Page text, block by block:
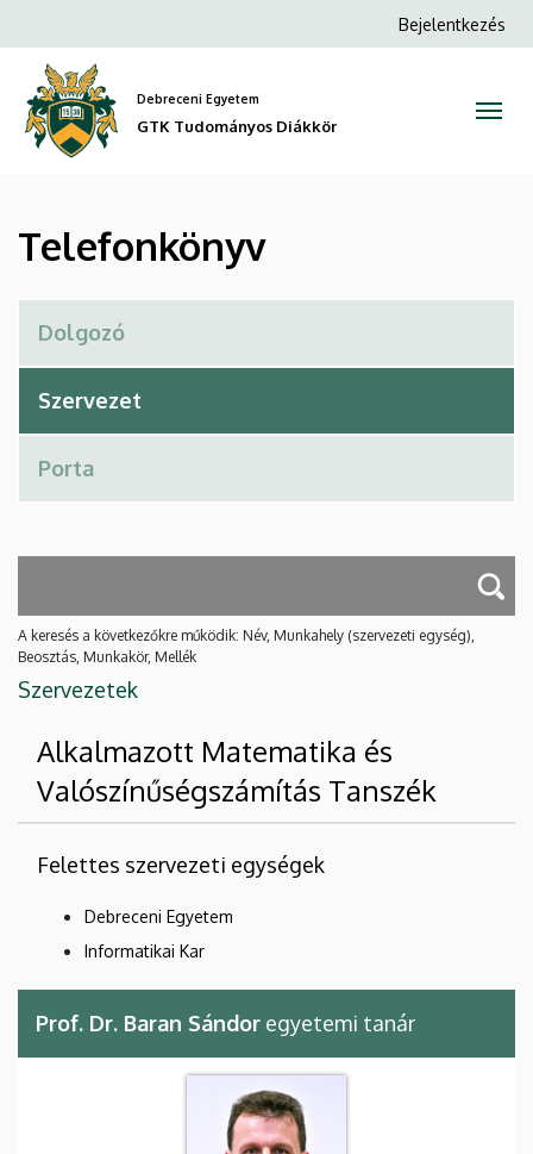
GTK
Tudományos
Diákkör
a
tartalomra
Anonim
Bejelentkezés
Debreceni Egyetem
GTK Tudományos Diákkör
Telefonkönyv
A keresés a következőkre működik: Név, Munkahely (szervezeti egység),
Beosztás, Munkakör, Mellék
Szervezetek
Alkalmazott Matematika és
Valószínűségszámítás Tanszék
Felettes szervezeti egységek
Debreceni Egyetem
Informatikai Kar
Prof. Dr. Baran Sándor egyetemi tanár